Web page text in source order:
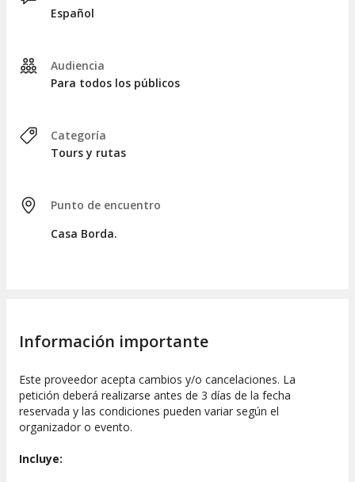
Una vez transcurrida aproximadamente una hora y media,
Español
Audiencia
Para todos los públicos
Categoría
Tours y rutas
Punto de encuentro
Casa Borda.
Información importante
Este proveedor acepta cambios y/o cancelaciones. La
petición deberá realizarse antes de 3 días de la fecha
reservada y las condiciones pueden variar según el
organizador o evento.
Incluye: